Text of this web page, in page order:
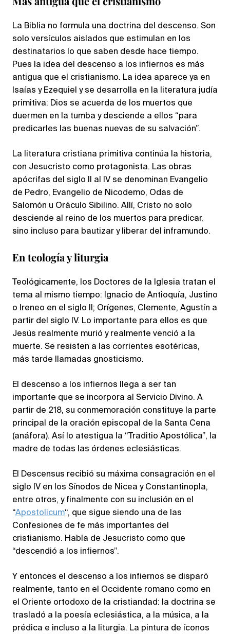
La Biblia no formula una doctrina del descenso. Son
solo versículos aislados que estimulan en los
destinatarios lo que saben desde hace tiempo.
Pues la idea del descenso a los infiernos es más
antigua que el cristianismo. La idea aparece ya en
Isaías y Ezequiel y se desarrolla en la literatura judía
primitiva: Dios se acuerda de los muertos que
duermen en la tumba y desciende a ellos “para
predicarles las buenas nuevas de su salvación”.
La literatura cristiana primitiva continúa la historia,
con Jesucristo como protagonista. Las obras
apócrifas del siglo II al IV se denominan Evangelio
de Pedro, Evangelio de Nicodemo, Odas de
Salomón u Oráculo Sibilino. Allí, Cristo no solo
desciende al reino de los muertos para predicar,
sino incluso para bautizar y liberar del inframundo.
En teología y liturgia
Teológicamente, los Doctores de la Iglesia tratan el
tema al mismo tiempo: Ignacio de Antioquía, Justino
o Ireneo en el siglo II; Orígenes, Clemente, Agustín a
partir del siglo IV. Lo importante para ellos es que
Jesús realmente murió y realmente venció a la
muerte. Se resisten a las corrientes esotéricas,
más tarde llamadas gnosticismo.
El descenso a los infiernos llega a ser tan
importante que se incorpora al Servicio Divino. A
partir de 218, su conmemoración constituye la parte
principal de la oración episcopal de la Santa Cena
(anáfora). Así lo atestigua la “Traditio Apostólica”, la
madre de todas las órdenes eclesiásticas.
El Descensus recibió su máxima consagración en el
siglo IV en los Sínodos de Nicea y Constantinopla,
entre otros, y finalmente con su inclusión en el
“Apostolicum“, que sigue siendo una de las
Confesiones de fe más importantes del
cristianismo. Habla de Jesucristo como que
“descendió a los infiernos”.
Y entonces el descenso a los infiernos se disparó
realmente, tanto en el Occidente romano como en
el Oriente ortodoxo de la cristiandad: la doctrina se
trasladó a la poesía eclesiástica, a la música, a la
prédica e incluso a la liturgia. La pintura de íconos